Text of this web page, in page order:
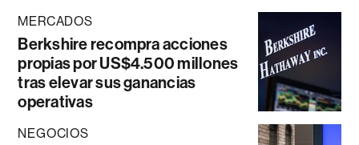
MERCADOS
Berkshire recompra acciones
propias por US$4.500 millones
tras elevar sus ganancias
operativas
NEGOCIOS